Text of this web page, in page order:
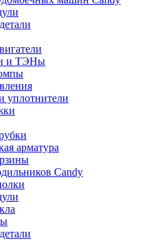
и ТЭНы
уплотнители
арматура
Candy